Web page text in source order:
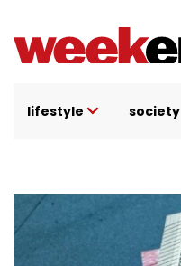
Inhalt
lifestyle society